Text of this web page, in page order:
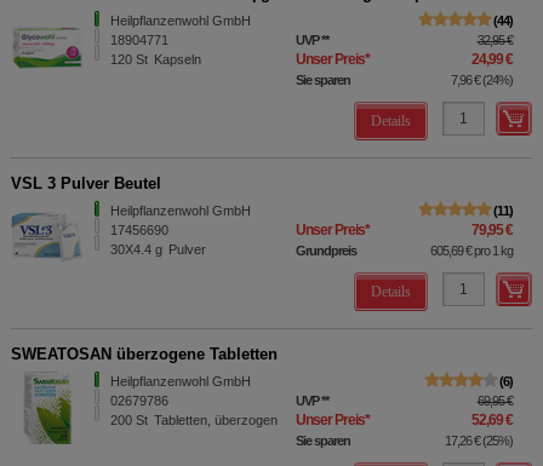
Heilpflanzenwohl GmbH
18904771
120 St Kapseln
44
UVP** 32,95 €
Unser Preis* 24,99 €
Sie sparen 7,96 €(24%)
Details
VSL 3 Pulver Beutel
Heilpflanzenwohl GmbH
17456690
30X4.4 g Pulver
11
Unser Preis* 79,95 €
Grundpreis 605,69 €pro 1 kg
Details
SWEATOSAN überzogene Tabletten
Heilpflanzenwohl GmbH
02679786
200 St Tabletten, überzogen
6
UVP** 69,95 €
Unser Preis* 52,69 €
Sie sparen 17,26 €(25%)